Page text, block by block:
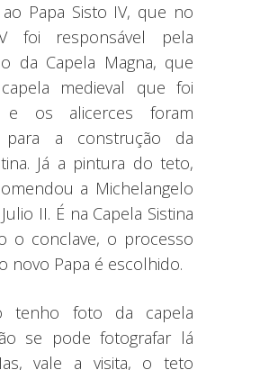
Papa Sisto IV, que no
foi responsável pela
da Capela Magna, que
medieval que foi
e os alicerces foram
para a construção da
Já a pintura do teto,
a Michelangelo
II. É na Capela Sistina
o conclave, o processo
novo Papa é escolhido.
tenho foto da capela
se pode fotografar lá
vale a visita, o teto